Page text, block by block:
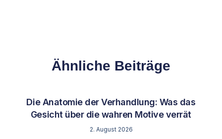
Ähnliche Beiträge
Die Anatomie der Verhandlung: Was das
Gesicht über die wahren Motive verrät
2. August 2026